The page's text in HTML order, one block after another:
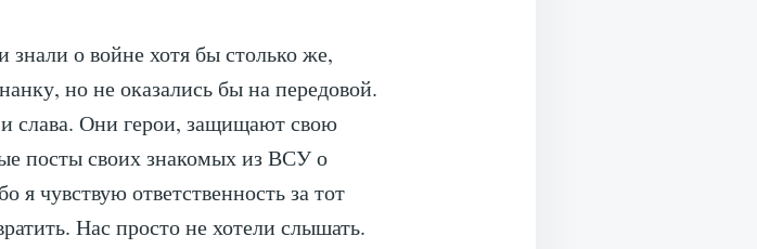
о войне хотя бы столько же,
но не оказались бы на передовой.
слава. Они герои, защищают свою
посты своих знакомых из ВСУ о
чувствую ответственность за тот
Нас просто не хотели слышать.